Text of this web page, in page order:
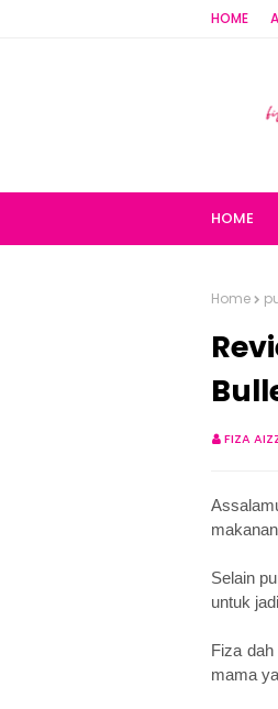
HOME
HOME
Home
FIZA
Selain
untuk
Fiza
mama